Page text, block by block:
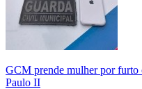
GCM prende mulher por furto
Paulo II